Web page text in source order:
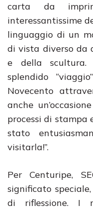
carta da
interessantissime
linguaggio di un
di vista diverso da
e della
splendido
Novecento
anche
processi di stampa
stato
visitarla!”.
Per Centuripe,
significato
di riflessione. I